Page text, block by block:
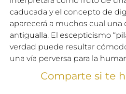
caducada y el concepto de
aparecerá a muchos cual una
antigualla. El escepticismo
verdad puede resultar
una vía perversa para la
Comparte si te